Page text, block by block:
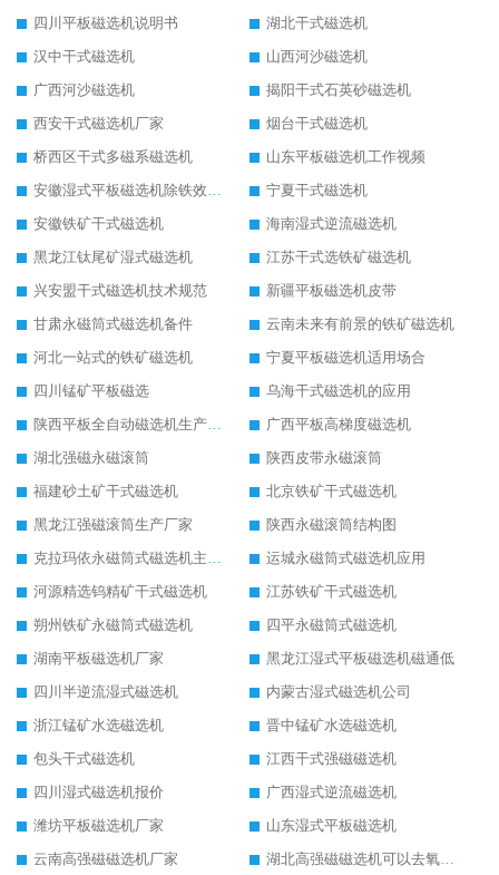
四川平板磁选机说明书
湖北干式磁选机
汉中干式磁选机
山西河沙磁选机
广西河沙磁选机
揭阳干式石英砂磁选机
西安干式磁选机厂家
烟台干式磁选机
桥西区干式多磁系磁选机
山东平板磁选机工作视频
安徽湿式平板磁选机除铁效果怎么样
宁夏干式磁选机
安徽铁矿干式磁选机
海南湿式逆流磁选机
黑龙江钛尾矿湿式磁选机
江苏干式选铁矿磁选机
兴安盟干式磁选机技术规范
新疆平板磁选机皮带
甘肃永磁筒式磁选机备件
云南未来有前景的铁矿磁选机
河北一站式的铁矿磁选机
宁夏平板磁选机适用场合
四川锰矿平板磁选
乌海干式磁选机的应用
陕西平板全自动磁选机生产厂家
广西平板高梯度磁选机
湖北强磁永磁滚筒
陕西皮带永磁滚筒
福建砂土矿干式磁选机
北京铁矿干式磁选机
黑龙江强磁滚筒生产厂家
陕西永磁滚筒结构图
克拉玛依永磁筒式磁选机主要技术参数
运城永磁筒式磁选机应用
河源精选钨精矿干式磁选机
江苏铁矿干式磁选机
朔州铁矿永磁筒式磁选机
四平永磁筒式磁选机
湖南平板磁选机厂家
黑龙江湿式平板磁选机磁通低
四川半逆流湿式磁选机
内蒙古湿式磁选机公司
浙江锰矿水选磁选机
晋中锰矿水选磁选机
包头干式磁选机
江西干式强磁磁选机
四川湿式磁选机报价
广西湿式逆流磁选机
潍坊平板磁选机厂家
山东湿式平板磁选机
云南高强磁磁选机厂家
湖北高强磁磁选机可以去氧化铝